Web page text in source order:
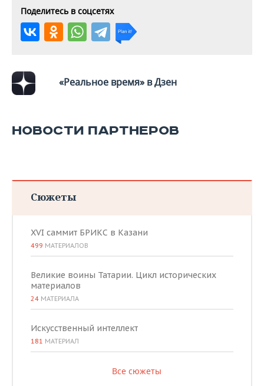
Поделитесь в соцсетях
«Реальное время» в Дзен
НОВОСТИ ПАРТНЕРОВ
Сюжеты
XVI саммит БРИКС в Казани
499 МАТЕРИАЛОВ
Великие воины Татарии. Цикл исторических
материалов
24 МАТЕРИАЛА
Искусственный интеллект
181 МАТЕРИАЛ
Все сюжеты